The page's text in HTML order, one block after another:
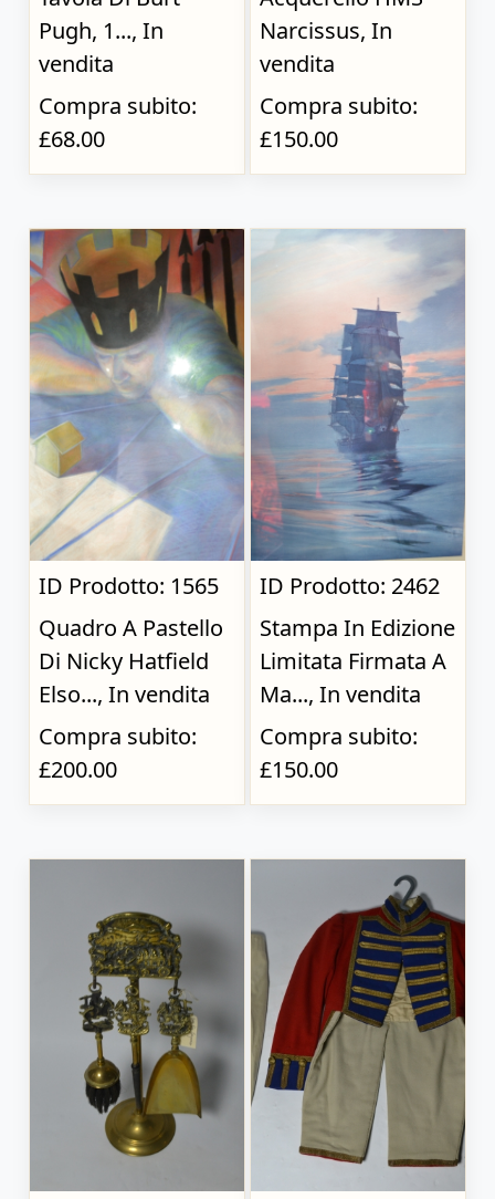
Pugh, 1..., In
vendita
Compra subito:
£68.00
Narcissus, In
vendita
Compra subito:
£150.00
ID Prodotto: 1565
Quadro A Pastello
Di Nicky Hatfield
Elso..., In vendita
Compra subito:
£200.00
ID Prodotto: 2462
Stampa In Edizione
Limitata Firmata A
Ma..., In vendita
Compra subito:
£150.00